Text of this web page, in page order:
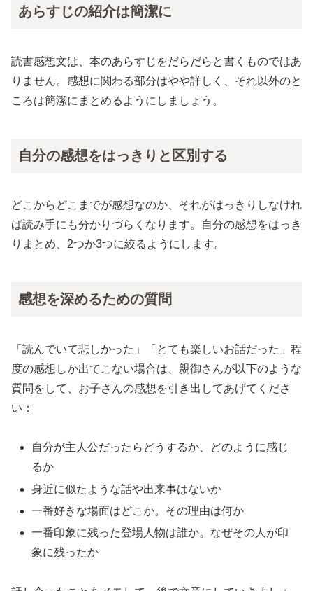
あらすじの紹介は簡潔に
読書感想文は、本のあらすじをだらだらと書くものではあ
りません。感想に関わる部分はやや詳しく、それ以外のと
ころは簡潔にまとめるようにしましょう。
自分の感想をはっきりと区別する
どこからどこまでが感想なのか、それがはっきりしなけれ
ば読み手にも分かりづらくなります。自分の感想をはっき
りまとめ、2つか3つに絞るようにします。
感想を深めるための質問
「読んでいて悲しかった」「とても楽しいお話だった」程
度の感想しか出てこない場合は、親御さんが以下のような
質問をして、お子さんの感想を引き出してあげてくださ
い：
自分が主人公だったらどうするか、どのように感じ
るか
身近に似たような話や出来事はないか
一番好きな場面はどこか。その理由は何か
一番印象に残った登場人物は誰か。なぜその人が印
象に残ったか